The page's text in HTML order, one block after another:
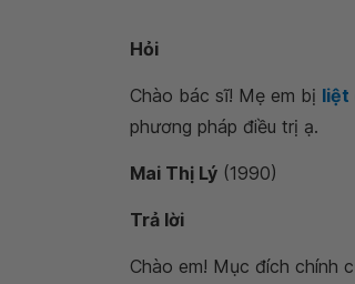
Hỏi
Chào bác sĩ! Mẹ em bị liệt
phương pháp điều trị ạ.
Mai Thị Lý (1990)
Trả lời
Chào em! Mục đích chính